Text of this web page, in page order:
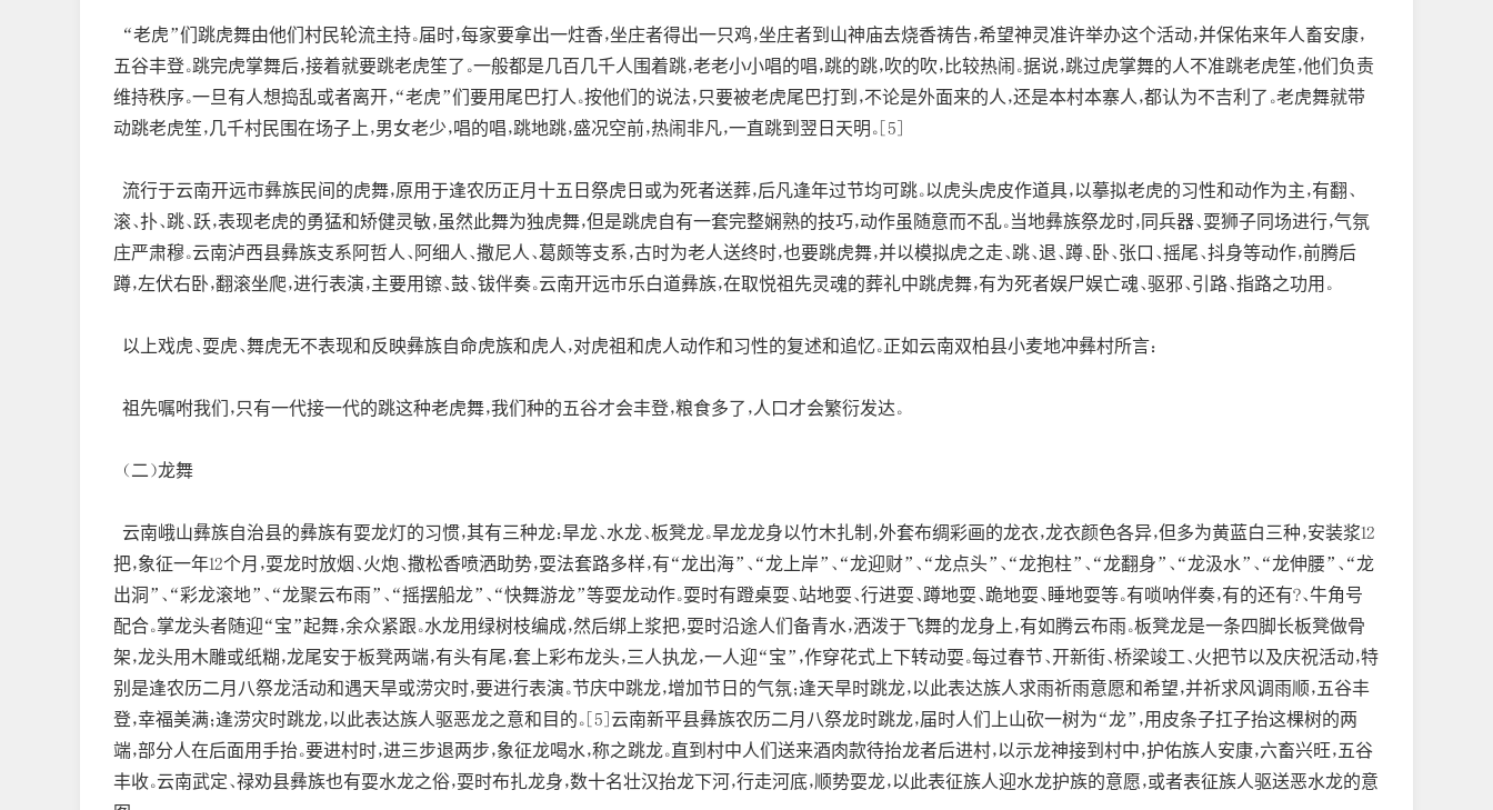
“老虎”们跳虎舞由他们村民轮流主持。届时，每家要拿出一炷香，坐庄者得出一只鸡，坐庄者到山神庙去烧香祷告，希望神灵准许举办这个活动，并保佑来年人畜安康，
五谷丰登。跳完虎掌舞后，接着就要跳老虎笙了。一般都是几百几千人围着跳，老老小小唱的唱，跳的跳，吹的吹，比较热闹。据说，跳过虎掌舞的人不准跳老虎笙，他们负责
维持秩序。一旦有人想捣乱或者离开，“老虎”们要用尾巴打人。按他们的说法，只要被老虎尾巴打到，不论是外面来的人，还是本村本寨人，都认为不吉利了。老虎舞就带
动跳老虎笙，几千村民围在场子上，男女老少，唱的唱，跳地跳，盛况空前，热闹非凡，一直跳到翌日天明。[5]
流行于云南开远市彝族民间的虎舞，原用于逢农历正月十五日祭虎日或为死者送葬，后凡逢年过节均可跳。以虎头虎皮作道具，以摹拟老虎的习性和动作为主，有翻、
滚、扑、跳、跃，表现老虎的勇猛和矫健灵敏，虽然此舞为独虎舞，但是跳虎自有一套完整娴熟的技巧，动作虽随意而不乱。当地彝族祭龙时，同兵器、耍狮子同场进行，气氛
庄严肃穆。云南泸西县彝族支系阿哲人、阿细人、撒尼人、葛颇等支系，古时为老人送终时，也要跳虎舞，并以模拟虎之走、跳、退、蹲、卧、张口、摇尾、抖身等动作，前腾后
蹲，左伏右卧，翻滚坐爬，进行表演，主要用镲、鼓、钹伴奏。云南开远市乐白道彝族，在取悦祖先灵魂的葬礼中跳虎舞，有为死者娱尸娱亡魂、驱邪、引路、指路之功用。
以上戏虎、耍虎、舞虎无不表现和反映彝族自命虎族和虎人，对虎祖和虎人动作和习性的复述和追忆。正如云南双柏县小麦地冲彝村所言：
祖先嘱咐我们，只有一代接一代的跳这种老虎舞，我们种的五谷才会丰登，粮食多了，人口才会繁衍发达。
（二）龙舞
云南峨山彝族自治县的彝族有耍龙灯的习惯，其有三种龙：旱龙、水龙、板凳龙。旱龙龙身以竹木扎制，外套布绸彩画的龙衣，龙衣颜色各异，但多为黄蓝白三种，安装浆12
把，象征一年12个月，耍龙时放烟、火炮、撒松香喷洒助势，耍法套路多样，有“龙出海”、“龙上岸”、“龙迎财”、“龙点头”、“龙抱柱”、“龙翻身”、“龙汲水”、“龙伸腰”、“龙
出洞”、“彩龙滚地”、“龙聚云布雨”、“摇摆船龙”、“快舞游龙”等耍龙动作。耍时有蹬桌耍、站地耍、行进耍、蹲地耍、跪地耍、睡地耍等。有唢呐伴奏，有的还有?、牛角号
配合。掌龙头者随迎“宝”起舞，余众紧跟。水龙用绿树枝编成，然后绑上浆把，耍时沿途人们备青水，洒泼于飞舞的龙身上，有如腾云布雨。板凳龙是一条四脚长板凳做骨
架，龙头用木雕或纸糊，龙尾安于板凳两端，有头有尾，套上彩布龙头，三人执龙，一人迎“宝”，作穿花式上下转动耍。每过春节、开新街、桥梁竣工、火把节以及庆祝活动，特
别是逢农历二月八祭龙活动和遇天旱或涝灾时，要进行表演。节庆中跳龙，增加节日的气氛；逢天旱时跳龙，以此表达族人求雨祈雨意愿和希望，并祈求风调雨顺，五谷丰
登，幸福美满；逢涝灾时跳龙，以此表达族人驱恶龙之意和目的。[5]云南新平县彝族农历二月八祭龙时跳龙，届时人们上山砍一树为“龙”，用皮条子扛子抬这棵树的两
端，部分人在后面用手抬。要进村时，进三步退两步，象征龙喝水，称之跳龙。直到村中人们送来酒肉款待抬龙者后进村，以示龙神接到村中，护佑族人安康，六畜兴旺，五谷
丰收。云南武定、禄劝县彝族也有耍水龙之俗，耍时布扎龙身，数十名壮汉抬龙下河，行走河底，顺势耍龙，以此表征族人迎水龙护族的意愿，或者表征族人驱送恶水龙的意